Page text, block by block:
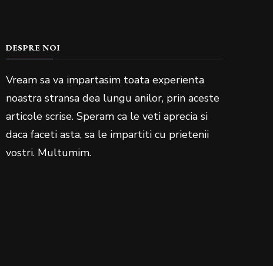
DESPRE NOI
Vream sa va impartasim toata experienta
noastra stransa dea lungu anilor, prin aceste
articole scrise. Speram ca le veti aprecia si
daca faceti asta, sa le impartiti cu prietenii
vostri. Multumim.